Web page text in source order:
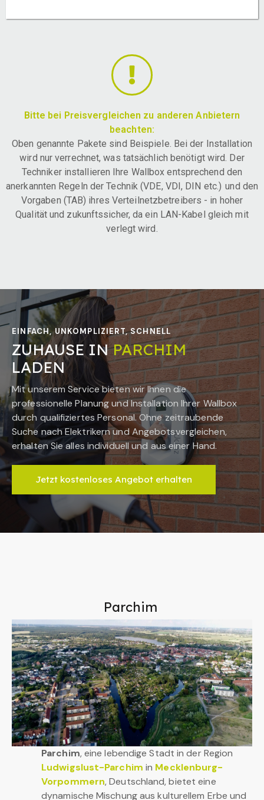
Bitte bei Preisvergleichen zu anderen Anbietern
beachten:
Oben genannte Pakete sind Beispiele. Bei der Installation
wird nur verrechnet, was tatsächlich benötigt wird. Der
Techniker installieren Ihre Wallbox entsprechend den
anerkannten Regeln der Technik (VDE, VDI, DIN etc.) und den
Vorgaben (TAB) ihres Verteilnetzbetreibers - in hoher
Qualität und zukunftssicher, da ein LAN-Kabel gleich mit
verlegt wird.
EINFACH, UNKOMPLIZIERT, SCHNELL
ZUHAUSE INPARCHIM
LADEN
Mit unserem Service bieten wir Ihnen die
professionelle Planung und Installation Ihrer Wallbox
durch qualifiziertes Personal. Ohne zeitraubende
Suche nach Elektrikern und Angebotsvergleichen,
erhalten Sie alles individuell und aus einer Hand.
Jetzt kostenloses Angebot erhalten
Parchim
Parchim, eine lebendige Stadt in der Region
Ludwigslust-Parchim in Mecklenburg-
Vorpommern, Deutschland, bietet eine
dynamische Mischung aus kulturellem Erbe und